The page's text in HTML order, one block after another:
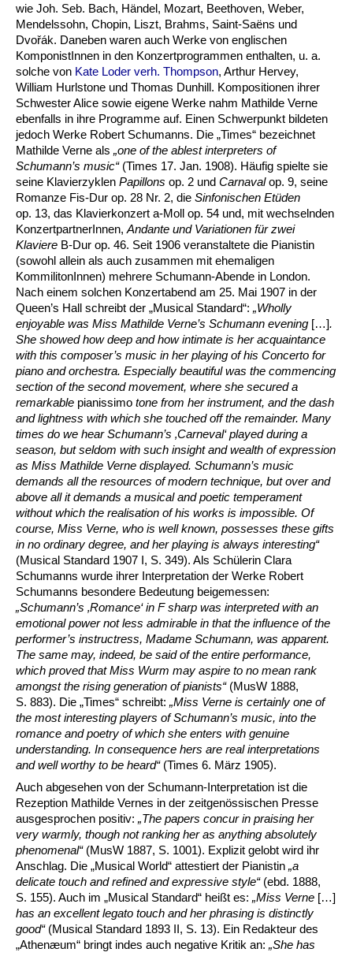
wie Joh. Seb. Bach, Händel, Mozart, Beethoven, Weber,
Mendelssohn, Chopin, Liszt, Brahms, Saint-Saëns und
Dvořák. Daneben waren auch Werke von englischen
KomponistInnen in den Konzertprogrammen enthalten, u. a.
solche von Kate Loder verh. Thompson, Arthur Hervey,
William Hurlstone und Thomas Dunhill. Kompositionen ihrer
Schwester Alice sowie eigene Werke nahm Mathilde Verne
ebenfalls in ihre Programme auf. Einen Schwerpunkt bildeten
jedoch Werke Robert Schumanns. Die „Times“ bezeichnet
Mathilde Verne als „one of the ablest interpreters of
Schumann’s music“(Times 17. Jan. 1908). Häufig spielte sie
seine Klavierzyklen Papillons op. 2 und Carnavalop. 9, seine
Romanze Fis-Dur op. 28 Nr. 2, die Sinfonischen Etüden
op. 13, das Klavierkonzert a-Moll op. 54 und, mit wechselnden
KonzertpartnerInnen, Andante und Variationen für zwei
Klaviere B-Dur op. 46. Seit 1906 veranstaltete die Pianistin
(sowohl allein als auch zusammen mit ehemaligen
KommilitonInnen) mehrere Schumann-Abende in London.
Nach einem solchen Konzertabend am 25. Mai 1907 in der
Queen’s Hall schreibt der „Musical Standard“: „Wholly
enjoyable was Miss Mathilde Verne’s Schumann evening […].
She showed how deep and how intimate is her acquaintance
with this composer’s music in her playing of his Concerto for
piano and orchestra. Especially beautiful was the commencing
section of the second movement, where she secured a
remarkable pianissimo tone from her instrument, and the dash
and lightness with which she touched off the remainder. Many
times do we hear Schumann’s ‚Carneval‘ played during a
season, but seldom with such insight and wealth of expression
as Miss Mathilde Verne displayed. Schumann’s music
demands all the resources of modern technique, but over and
above all it demands a musical and poetic temperament
without which the realisation of his works is impossible. Of
course, Miss Verne, who is well known, possesses these gifts
in no ordinary degree, and her playing is always interesting“
(Musical Standard 1907 I, S. 349). Als Schülerin Clara
Schumanns wurde ihrer Interpretation der Werke Robert
Schumanns besondere Bedeutung beigemessen:
„Schumann’s ‚Romance‘ in F sharp was interpreted with an
emotional power not less admirable in that the influence of the
performer’s instructress, Madame Schumann, was apparent.
The same may, indeed, be said of the entire performance,
which proved that Miss Wurm may aspire to no mean rank
amongst the rising generation of pianists“(MusW 1888,
S. 883). Die „Times“ schreibt: „Miss Verne is certainly one of
the most interesting players of Schumann’s music, into the
romance and poetry of which she enters with genuine
understanding. In consequence hers are real interpretations
and well worthy to be heard“(Times 6. März 1905).
Auch abgesehen von der Schumann-Interpretation ist die
Rezeption Mathilde Vernes in der zeitgenössischen Presse
ausgesprochen positiv: „The papers concur in praising her
very warmly, though not ranking her as anything absolutely
phenomenal“(MusW 1887, S. 1001). Explizit gelobt wird ihr
Anschlag. Die „Musical World“ attestiert der Pianistin „a
delicate touch and refined and expressive style“ (ebd. 1888,
S. 155). Auch im „Musical Standard“ heißt es: „Miss Verne […]
has an excellent legato touch and her phrasing is distinctly
good“ (Musical Standard 1893 II, S. 13). Ein Redakteur des
„Athenæum“ bringt indes auch negative Kritik an: „She has